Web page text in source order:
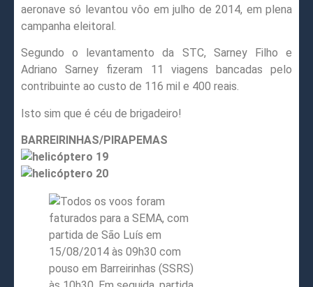
aeronave só levantou vôo em julho de 2014, em plena
campanha eleitoral.
Segundo o levantamento da STC, Sarney Filho e
Adriano Sarney fizeram 11 viagens bancadas pelo
contribuinte ao custo de 116 mil e 400 reais.
Isto sim que é céu de brigadeiro!
BARREIRINHAS/PIRAPEMAS